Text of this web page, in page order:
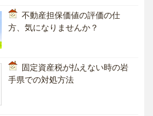
不動産担保価値の評価の仕
方、気になりませんか？
固定資産税が払えない時の岩
手県での対処方法